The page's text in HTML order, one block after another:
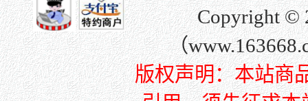
Copyright ©
（
版权声明：本站商